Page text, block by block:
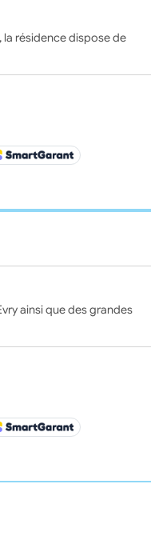
la résidence dispose de
ainsi que des grandes